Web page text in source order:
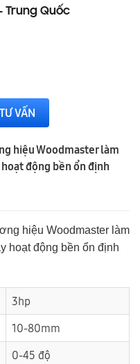
Trung Quốc
VẤN
hiệu Woodmaster làm
động bền ổn định
hiệu Woodmaster làm
hoạt động bền ổn định
3hp
10-80mm
0-45 độ